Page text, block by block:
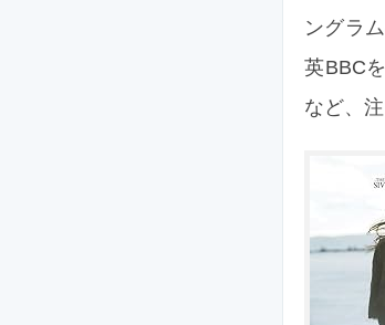
ングラ
英BBC
など、